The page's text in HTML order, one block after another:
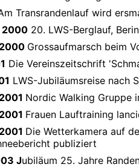
Transrandenlauf wird
2000 20. LWS-Berglauf,
Grossaufmarsch beim
Die Vereinszeitschrift
LWS-Jubiläumsreise nach
Nordic Walking Gruppe
Frauen Lauftraining
Die Wetterkamera auf
publiziert
Jubiläum 25. Jahre